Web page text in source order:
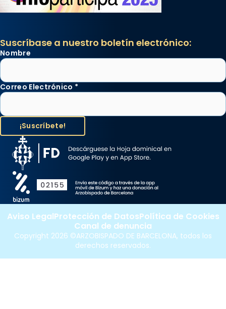
Suscríbase a nuestro boletín electrónico:
Nombre
Correo Electrónico *
Copyright 2026 ©ARZOBISPADO DE BARCELONA, todos los
derechos reservados.
Aviso LegalProtección de DatosPolítica de Cookies
Canal de denuncia